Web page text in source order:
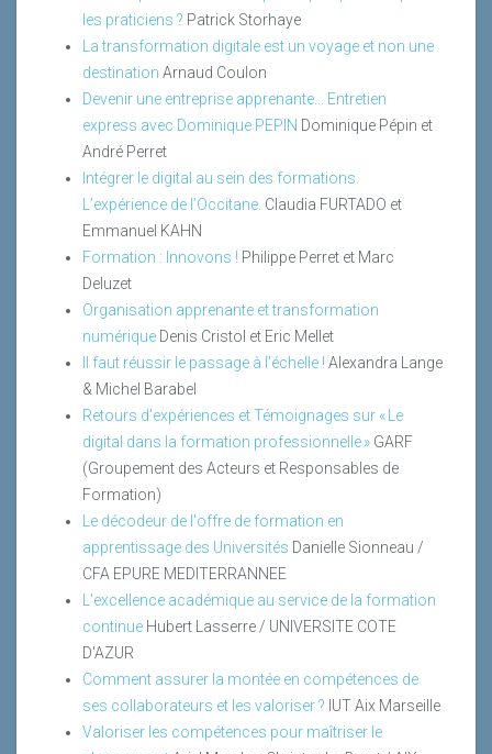
les praticiens ? Patrick Storhaye
La transformation digitale est un voyage et non une
destination Arnaud Coulon
Devenir une entreprise apprenante... Entretien
express avec Dominique PEPIN Dominique Pépin et
André Perret
Intégrer le digital au sein des formations.
L’expérience de l’Occitane. Claudia FURTADO et
Emmanuel KAHN
Formation : Innovons ! Philippe Perret et Marc
Deluzet
Organisation apprenante et transformation
numérique Denis Cristol et Eric Mellet
Il faut réussir le passage à l'échelle ! Alexandra Lange
& Michel Barabel
Retours d’expériences et Témoignages sur « Le
digital dans la formation professionnelle » GARF
(Groupement des Acteurs et Responsables de
Formation)
Le décodeur de l'offre de formation en
apprentissage des Universités Danielle Sionneau /
CFA EPURE MEDITERRANNEE
L'excellence académique au service de la formation
continue Hubert Lasserre / UNIVERSITE COTE
D'AZUR
Comment assurer la montée en compétences de
ses collaborateurs et les valoriser ? IUT Aix Marseille
Valoriser les compétences pour maîtriser le